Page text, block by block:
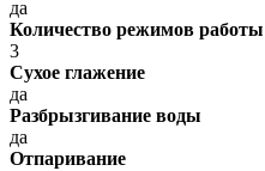
да
Количество режимов работы
3
Сухое глажение
да
Разбрызгивание воды
да
Отпаривание